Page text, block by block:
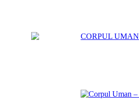
CORPUL UMAN